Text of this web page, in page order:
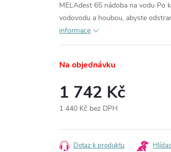
MELAdest 65 nádoba na vodu Po
vodovodu a houbou, abyste
informace
Na objednávku
1 742 Kč
1 440 Kč bez DPH
cena:
Dotaz k produktu